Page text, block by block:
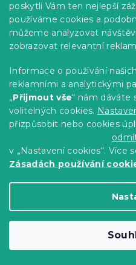
poskytli Vám ten nejlepší
používáme cookies a
můžeme analyzovat
zobrazovat relevantní
Informace o používání
reklamními a analytickými
„Přijmout vše“ nám dáváte
volitelných cookies.
přizpůsobit nebo cookies
v „Nastavení cookies“. Více
Zásadách používání
Krepové povlečení
Renforcé FLORAL
Skladem(>10 ks)
239 Kč
Novinka
-10 % s kódem:
BTS10